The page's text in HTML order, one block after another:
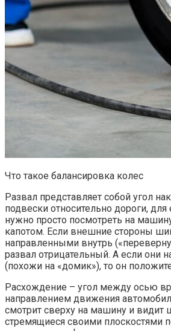
Что такое балансировка колес
Развал представляет собой угол
подвески относительно дороги,
нужно просто посмотреть на
капотом. Если внешние стороны
направленными внутрь
развал отрицательный. А если они
(похожи на «домик»), то он
Расхождение – угол между осью
направлением движения
смотрит сверху на машину и видит
стремящиеся своими плоскостями